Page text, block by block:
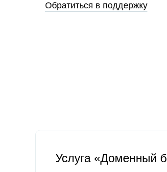
Обратиться в поддержку
Услуга «Доменный